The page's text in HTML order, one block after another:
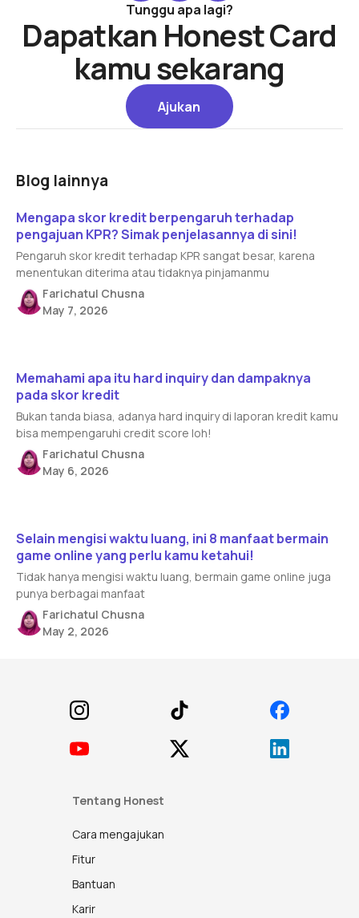
Tunggu apa lagi?
Dapatkan Honest Card
kamu sekarang
Ajukan
Ajukan
Blog lainnya
Mengapa skor kredit berpengaruh terhadap
pengajuan KPR? Simak penjelasannya di sini!
Pengaruh skor kredit terhadap KPR sangat besar, karena
menentukan diterima atau tidaknya pinjamanmu
Farichatul Chusna
May 7, 2026
Memahami apa itu hard inquiry dan dampaknya
pada skor kredit
Bukan tanda biasa, adanya hard inquiry di laporan kredit kamu
bisa mempengaruhi credit score loh!
Farichatul Chusna
May 6, 2026
Selain mengisi waktu luang, ini 8 manfaat bermain
game online yang perlu kamu ketahui!
Tidak hanya mengisi waktu luang, bermain game online juga
punya berbagai manfaat
Farichatul Chusna
May 2, 2026
Tentang Honest
Cara mengajukan
Fitur
Bantuan
Karir